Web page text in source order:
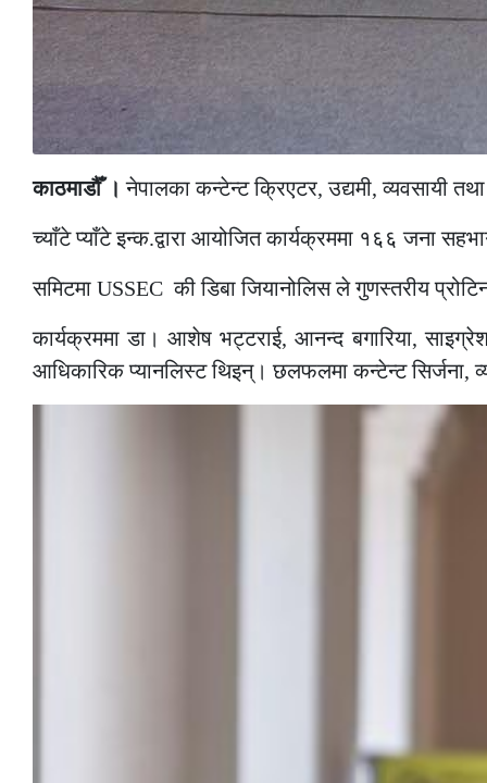
काठमाडौँ । नेपालका कन्टेन्ट क्रिएटर, उद्यमी, व्यवसायी
च्याँटे प्याँटे इन्क.द्वारा आयोजित कार्यक्रममा १६६ जना
समिटमा USSEC की डिबा जियानोलिस ले गुणस्तरीय
कार्यक्रममा डा। आशेष भट्टराई, आनन्द बगारिया,
आधिकारिक प्यानलिस्ट थिइन्। छलफलमा कन्टेन्ट सिर्जना,